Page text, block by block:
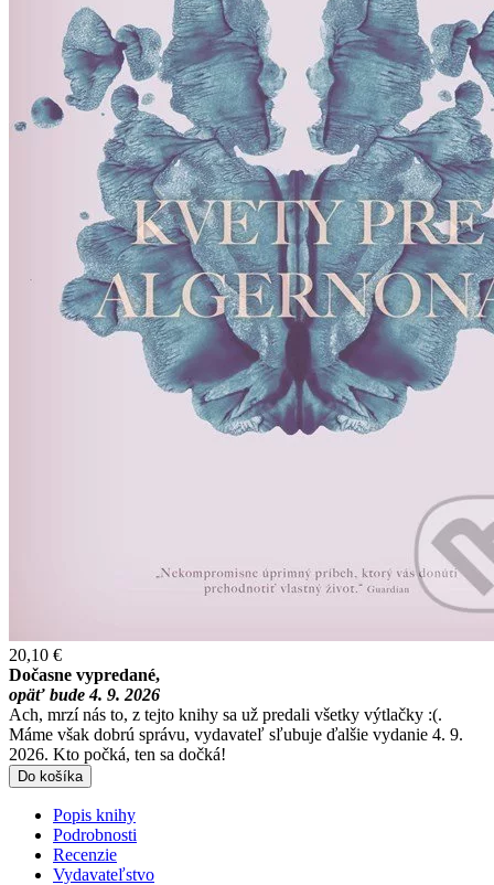
20,10 €
Dočasne vypredané,
opäť bude 4. 9. 2026
Ach, mrzí nás to, z tejto knihy sa už predali všetky výtlačky :(.
Máme však dobrú správu, vydavateľ sľubuje ďalšie vydanie 4. 9.
2026. Kto počká, ten sa dočká!
Do košíka
Popis knihy
Podrobnosti
Recenzie
Vydavateľstvo